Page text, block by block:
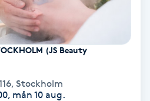
(JS Beauty
, Stockholm
mån 10 aug.